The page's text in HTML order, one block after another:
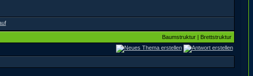
Baumstruktur| Brettstruktur